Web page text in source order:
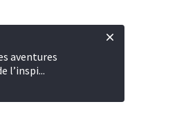
aventures
l’inspi...